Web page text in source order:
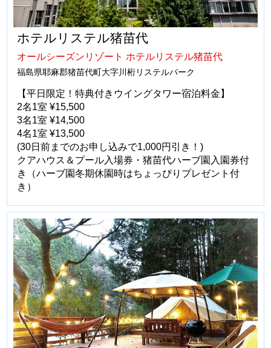
ホテルリステル猪苗代
オールシーズンリゾート ホテルリステル猪苗代
福島県耶麻郡猪苗代町大字川桁リステルパーク
【平日限定！特典付きウイングタワー宿泊料金】
2名1室 ¥15,500
3名1室 ¥14,500
4名1室 ¥13,500
(30日前までのお申し込みで1,000円引き！)
クアハウス＆プール入場券・猪苗代ハーブ園入園券付
き（ハーブ園冬期休園時はちょっぴりプレゼント付
き）